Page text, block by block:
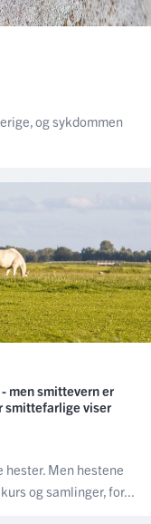
og sykdommen
men smittevern er
smittefarlige viser
Men hestene
og samlinger, for...